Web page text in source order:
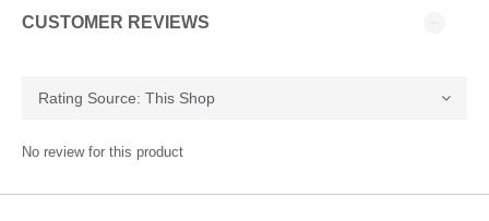
CUSTOMER REVIEWS
No review for this product